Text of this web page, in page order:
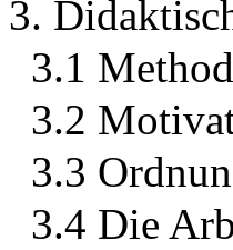
3.
3.1
3.2
3.3
3.4 Die